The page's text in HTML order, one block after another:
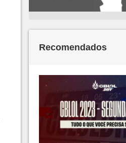
Recomendados